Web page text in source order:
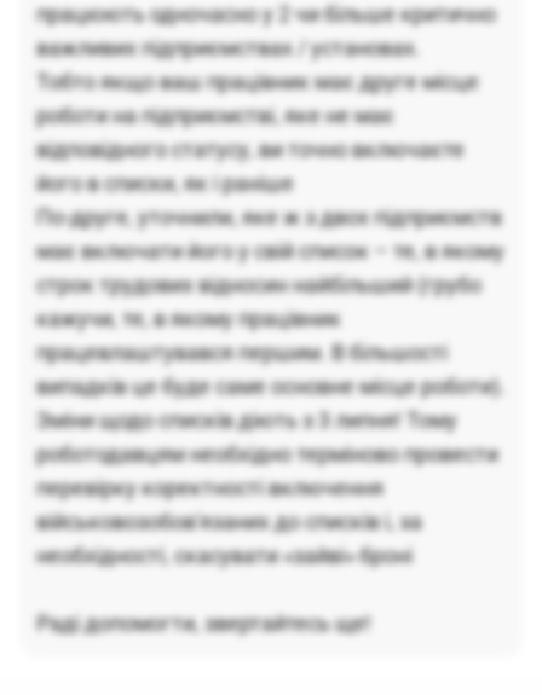
працюють одночасно у 2 чи більше критично
важливих підприємствах / установах.
Тобто якщо ваш працівник має друге місце
роботи на підприємстві, яке не має
відповідного статусу, ви точно включаєте
його в списки, як і раніше
По-друге, уточнили, яке ж з двох підприємств
має включати його у свій список – те, в якому
строк трудових відносин найбільший (грубо
кажучи, те, в якому працівник
працевлаштувався першим. В більшості
випадків це буде саме основне місце роботи).
Зміни щодо списків діють з 3 липня! Тому
роботодавцям необхідно терміново провести
перевірку коректності включення
військовозобов'язаних до списків і, за
необхідності, скасувати «зайві» броні
Раді допомогти, звертайтесь ще!